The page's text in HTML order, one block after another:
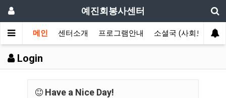
예진회봉사센터
메인 센터소개 프로그램안내 소셜국 (사회보장국)
Login
Have a Nice Day!